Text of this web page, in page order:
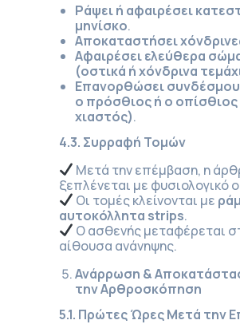
Ράψει ή αφαιρέσει
μηνίσκο.
Αποκαταστήσει
Αφαιρέσει ελεύθερα
(οστικά ή χόνδρινα
Επανορθώσει
ο πρόσθιος ή ο οπίσθιος
χιαστός).
4.3. Συρραφή Τομών
Μετά την επέμβαση, η
ξεπλένεται με φυσιολογικό
Οι τομές κλείνονται με
αυτοκόλλητα strips.
Ο ασθενής μεταφέρεται
αίθουσα ανάνηψης.
Ανάρρωση &
την Αρθροσκόπηση
5.1. Πρώτες Ώρες Μετά την